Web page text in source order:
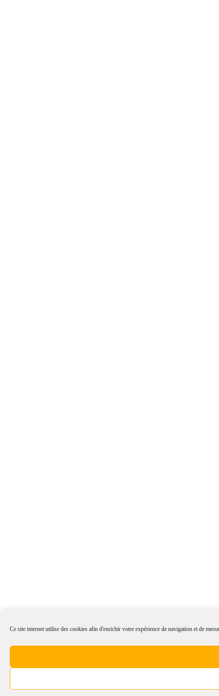
Ce site internet utilise des cookies afin d'enrichir votre expérience de navigation et de